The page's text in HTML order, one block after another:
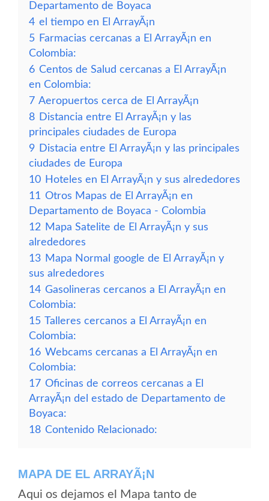
Departamento de Boyaca
4 el tiempo en El ArrayÃ¡n
5 Farmacias cercanas a El ArrayÃ¡n en
Colombia:
6 Centos de Salud cercanas a El ArrayÃ¡n
en Colombia:
7 Aeropuertos cerca de El ArrayÃ¡n
8 Distancia entre El ArrayÃ¡n y las
principales ciudades de Europa
9 Distacia entre El ArrayÃ¡n y las principales
ciudades de Europa
10 Hoteles en El ArrayÃ¡n y sus alrededores
11 Otros Mapas de El ArrayÃ¡n en
Departamento de Boyaca - Colombia
12 Mapa Satelite de El ArrayÃ¡n y sus
alrededores
13 Mapa Normal google de El ArrayÃ¡n y
sus alrededores
14 Gasolineras cercanos a El ArrayÃ¡n en
Colombia:
15 Talleres cercanos a El ArrayÃ¡n en
Colombia:
16 Webcams cercanas a El ArrayÃ¡n en
Colombia:
17 Oficinas de correos cercanas a El
ArrayÃ¡n del estado de Departamento de
Boyaca:
18 Contenido Relacionado:
MAPA DE EL ARRAYÃ¡N
Aqui os dejamos el Mapa tanto de